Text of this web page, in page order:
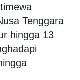
Tenggara
hingga 13